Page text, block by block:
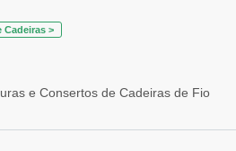
Cadeiras >
e Consertos de Cadeiras de Fio